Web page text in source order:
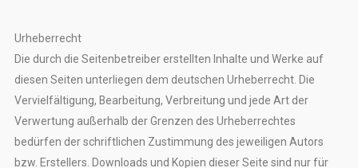
Urheberrecht
Die durch die Seitenbetreiber erstellten Inhalte und Werke auf
diesen Seiten unterliegen dem deutschen Urheberrecht. Die
Vervielfältigung, Bearbeitung, Verbreitung und jede Art der
Verwertung außerhalb der Grenzen des Urheberrechtes
bedürfen der schriftlichen Zustimmung des jeweiligen Autors
bzw. Erstellers. Downloads und Kopien dieser Seite sind nur für